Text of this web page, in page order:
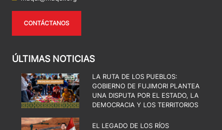
CONTÁCTANOS
ÚLTIMAS NOTICIAS
LA RUTA DE LOS PUEBLOS:
GOBIERNO DE FUJIMORI PLANTEA
UNA DISPUTA POR EL ESTADO, LA
DEMOCRACIA Y LOS TERRITORIOS
EL LEGADO DE LOS RÍOS